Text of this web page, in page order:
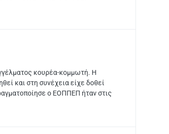
κουρέα-κομμωτή. Η
και στη συνέχεια είχε δοθεί
ο ΕΟΠΠΕΠ ήταν στις